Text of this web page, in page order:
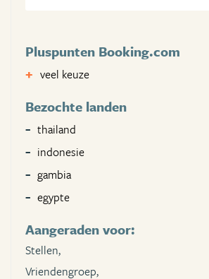
Pluspunten Booking.com
veel keuze
Bezochte landen
thailand
indonesie
gambia
egypte
Aangeraden voor:
Stellen,
Vriendengroep,